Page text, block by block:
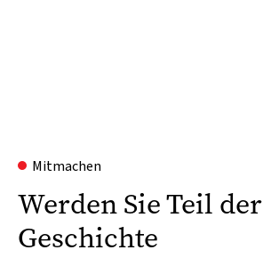
Mitmachen
Werden Sie Teil der
Geschichte